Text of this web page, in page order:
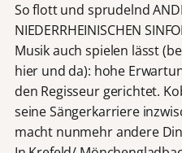
So flott und sprudelnd
NIEDERRHEINISCHEN
Musik auch spielen lässt
hier und da): hohe
den Regisseur gerichtet.
seine Sängerkarriere
macht nunmehr andere